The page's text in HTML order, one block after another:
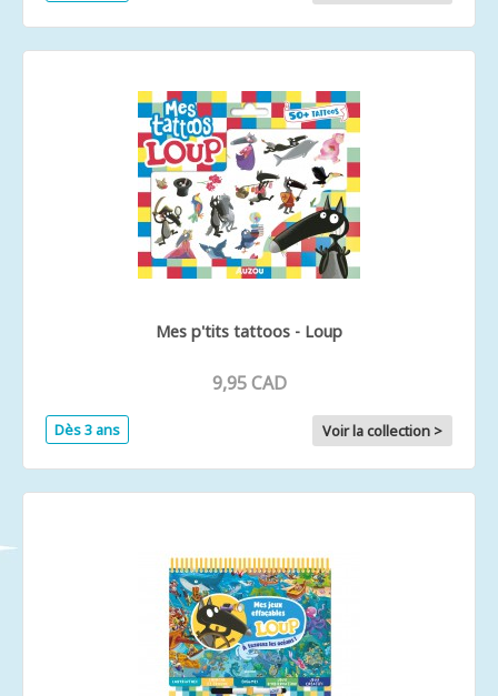
Mes p'tits tattoos - Loup
9,95 CAD
Dès 3 ans Voir la collection >